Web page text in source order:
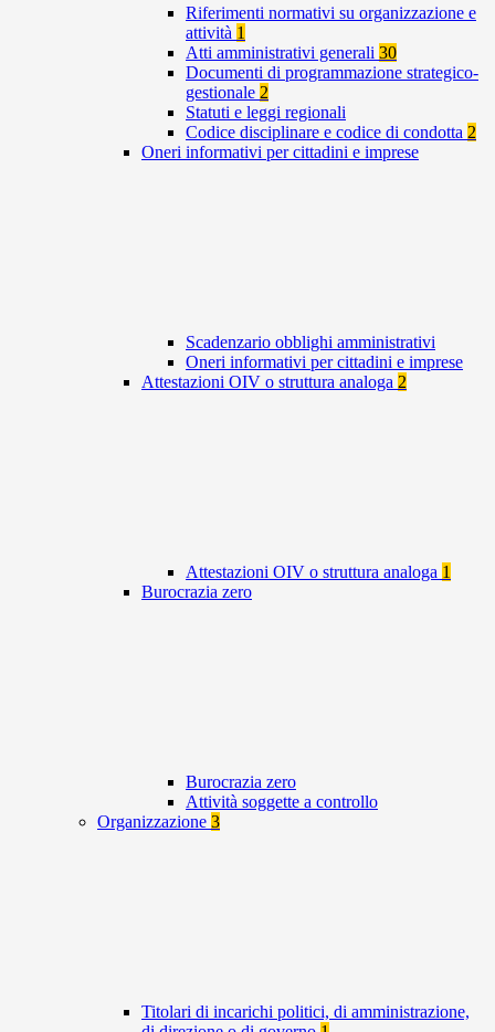
Riferimenti normativi su organizzazione e
attività 1
Atti amministrativi generali 30
Documenti di programmazione strategico-
gestionale 2
Statuti e leggi regionali
Codice disciplinare e codice di condotta 2
Oneri informativi per cittadini e imprese
Scadenzario obblighi amministrativi
Oneri informativi per cittadini e imprese
Attestazioni OIV o struttura analoga 2
Attestazioni OIV o struttura analoga 1
Burocrazia zero
Burocrazia zero
Attività soggette a controllo
Organizzazione 3
Titolari di incarichi politici, di amministrazione,